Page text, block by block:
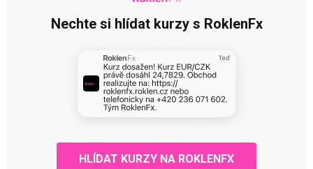
Nechte si hlídat kurzy s RoklenFx
HLÍDAT KURZY NA ROKLENFX